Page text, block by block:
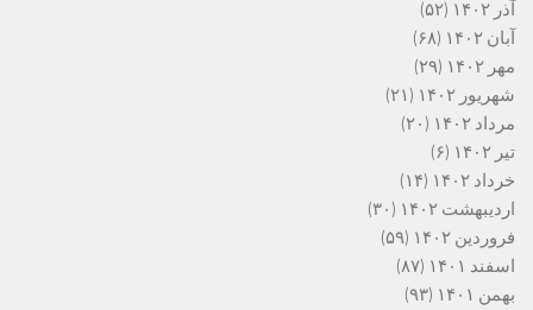
آذر ۱۴۰۲
(۵۲)
آبان ۱۴۰۲
(۶۸)
مهر ۱۴۰۲
(۲۹)
شهریور ۱۴۰۲
(۲۱)
مرداد ۱۴۰۲
(۲۰)
تیر ۱۴۰۲
(۶)
خرداد ۱۴۰۲
(۱۴)
اردیبهشت ۱۴۰۲
(۳۰)
فروردین ۱۴۰۲
(۵۹)
اسفند ۱۴۰۱
(۸۷)
بهمن ۱۴۰۱
(۹۳)